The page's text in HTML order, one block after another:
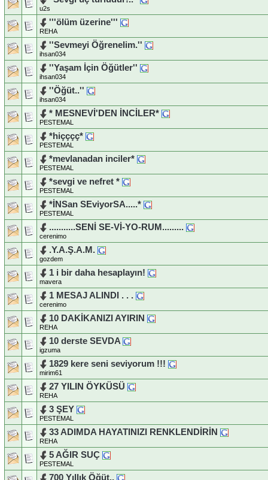
u2s
'''ölüm üzerine'''
REHA
''Sevmeyi Öğrenelim.''
ihsan034
''Yaşam İçin Öğütler''
ihsan034
''Öğüt..''
ihsan034
* MESNEVİ'DEN İNCİLER*
PESTEMAL
*hiçççç*
PESTEMAL
*mevlanadan inciler*
PESTEMAL
*sevgi ve nefret *
PESTEMAL
*İNSan SEviyorSA.....*
PESTEMAL
...........SENİ SE-Vİ-YO-RUM.........
cerenimo
.Y.A.Ş.A.M.
gozdem
1 i bir daha hesaplayın!
mavera
1 MESAJ ALINDI . . .
cerenimo
10 DAKİKANIZI AYIRIN
REHA
10 derste SEVDA
igzuma
1829 kere seni seviyorum !!!
mirim61
27 YILIN ÖYKÜSÜ
REHA
3 ŞEY
PESTEMAL
33 ADIMDA HAYATINIZI RENKLENDİRİN
REHA
5 AĞIR SUÇ
PESTEMAL
700 Yıllık Öğüt..